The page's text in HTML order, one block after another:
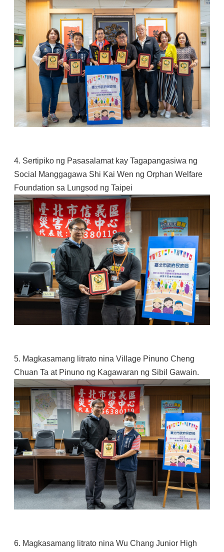
4. Sertipiko ng Pasasalamat kay Tagapangasiwa ng
Social Manggagawa Shi Kai Wen ng Orphan Welfare
Foundation sa Lungsod ng Taipei
5. Magkasamang litrato nina Village Pinuno Cheng
Chuan Ta at Pinuno ng Kagawaran ng Sibil Gawain.
6. Magkasamang litrato nina Wu Chang Junior High